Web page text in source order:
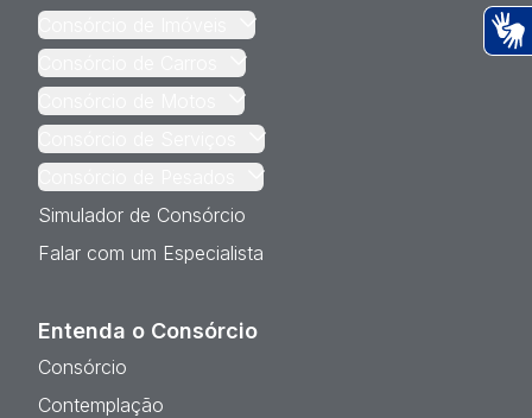
Simulador de Consórcio
Falar com um Especialista
Entenda o Consórcio
Consórcio
Contemplação